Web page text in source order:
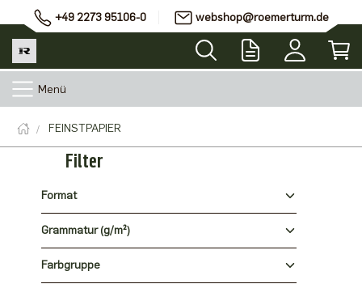
+49 2273 95106-0 webshop@roemerturm.de
Menü
FEINSTPAPIER
Filter
Format
Grammatur (g/m²)
Farbgruppe